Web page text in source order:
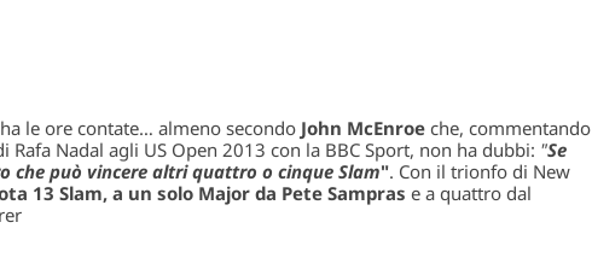
le ore contate… almeno secondo John McEnroeche, commentando
Rafa Nadal agli US Open 2013 con la BBC Sport, non ha dubbi: "Se
che può vincere altri quattro o cinque Slam". Con il trionfo di New
13 Slam, a un solo Major da Pete Sampras e a quattro dal